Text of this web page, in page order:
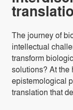
The journey of
intellectual
transform
solutions? At the
epistemological
translation that